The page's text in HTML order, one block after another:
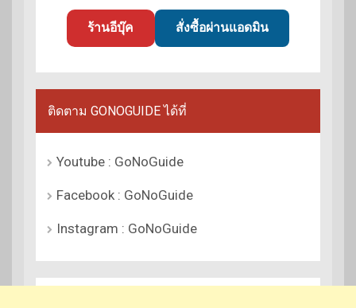
ร้านอีบุ๊ค สั่งซื้อผ่านแอดมิน
ติดตาม GONOGUIDE ได้ที่
Youtube : GoNoGuide
Facebook : GoNoGuide
Instagram : GoNoGuide